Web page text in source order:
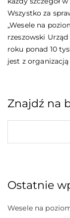
Wszystko za
„Wesele na
rzeszowski
roku ponad 10
jest z
Znajdź na
Ostatnie
Wesele na